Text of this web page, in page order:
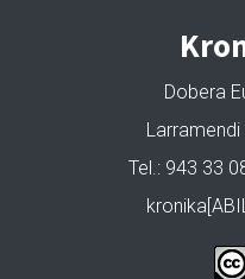
Dobera
Larramendi
Tel.: 943 33